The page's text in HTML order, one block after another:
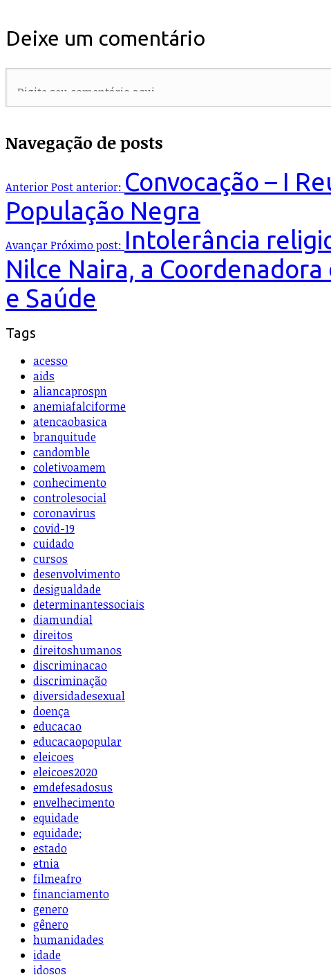
Deixe um comentário
Navegação de posts
AnteriorPost anterior: Convocação – I
População Negra
AvançarPróximo post: Intolerância
Nilce Naira, a
e Saúde
Tags
acesso
aids
aliancaprospn
anemiafalciforme
atencaobasica
branquitude
candomble
coletivoamem
conhecimento
controlesocial
coronavirus
covid-19
cuidado
cursos
desenvolvimento
desigualdade
determinantessociais
diamundial
direitos
direitoshumanos
discriminacao
discriminação
diversidadesexual
doença
educacao
educacaopopular
eleicoes
eleicoes2020
emdefesadosus
envelhecimento
equidade
equidade;
estado
etnia
filmeafro
financiamento
genero
gênero
humanidades
idade
idosos